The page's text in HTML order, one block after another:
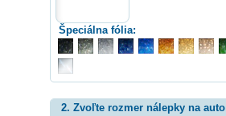
Špeciálna fólia:
2. Zvoľte rozmer nálepky na auto